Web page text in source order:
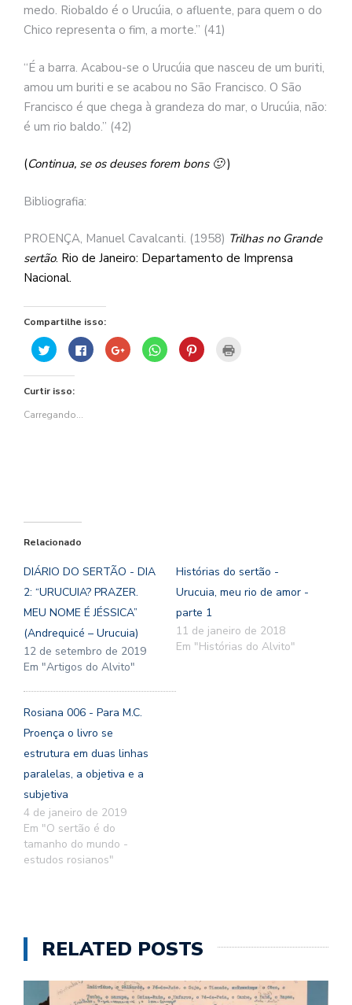
medo. Riobaldo é o Urucúia, o afluente, para quem o do
Chico representa o fim, a morte.” (41)
“É a barra. Acabou-se o Urucúia que nasceu de um buriti,
amou um buriti e se acabou no São Francisco. O São
Francisco é que chega à grandeza do mar, o Urucúia, não:
é um rio baldo.” (42)
(Continua, se os deuses forem bons 🙂)
Bibliografia:
PROENÇA, Manuel Cavalcanti. (1958) Trilhas no Grande
sertão. Rio de Janeiro: Departamento de Imprensa
Nacional.
Compartilhe isso:
Clique
para
compartilhar
no
em
janela)
Clique
para
compartilhar
Compartilhe
no
Google+
Clique
para
compartilhar
Clique
para
Curtir isso:
Carregando...
Relacionado
DIÁRIO DO SERTÃO - DIA
2: “URUCUIA? PRAZER.
MEU NOME É JÉSSICA”
(Andrequicé – Urucuia)
12 de setembro de 2019
Em "Artigos do Alvito"
Histórias do sertão -
Urucuia, meu rio de amor -
parte 1
11 de janeiro de 2018
Em "Histórias do Alvito"
Rosiana 006 - Para M.C.
Proença o livro se
estrutura em duas linhas
paralelas, a objetiva e a
subjetiva
4 de janeiro de 2019
Em "O sertão é do
tamanho do mundo -
estudos rosianos"
RELATED POSTS